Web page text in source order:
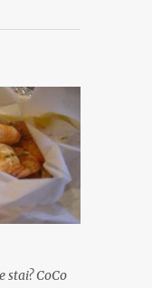
stai? CoCo